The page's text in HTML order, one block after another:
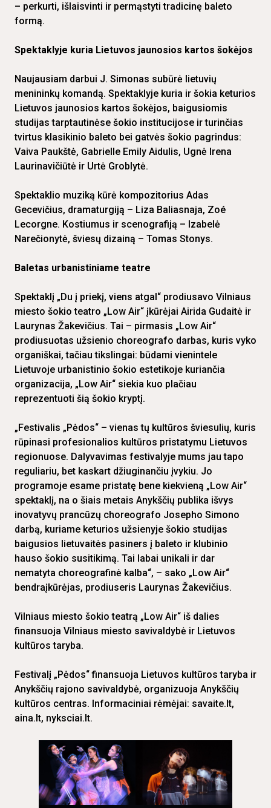
– perkurti, išlaisvinti ir permąstyti tradicinę baleto
formą.
Spektaklyje kuria Lietuvos jaunosios kartos šokėjos
Naujausiam darbui J. Simonas subūrė lietuvių
menininkų komandą. Spektaklyje kuria ir šokia keturios
Lietuvos jaunosios kartos šokėjos, baigusiomis
studijas tarptautinėse šokio institucijose ir turinčias
tvirtus klasikinio baleto bei gatvės šokio pagrindus:
Vaiva Paukštė, Gabrielle Emily Aidulis, Ugnė Irena
Laurinavičiūtė ir Urtė Groblytė.
Spektaklio muziką kūrė kompozitorius Adas
Gecevičius, dramaturgiją – Liza Baliasnaja, Zoé
Lecorgne. Kostiumus ir scenografiją – Izabelė
Narečionytė, šviesų dizainą – Tomas Stonys.
Baletas urbanistiniame teatre
Spektaklį „Du į priekį, viens atgal“ prodiusavo Vilniaus
miesto šokio teatro „Low Air“ įkūrėjai Airida Gudaitė ir
Laurynas Žakevičius. Tai – pirmasis „Low Air“
prodiusuotas užsienio choreografo darbas, kuris vyko
organiškai, tačiau tikslingai: būdami vienintele
Lietuvoje urbanistinio šokio estetikoje kuriančia
organizacija, „Low Air“ siekia kuo plačiau
reprezentuoti šią šokio kryptį.
„Festivalis „Pėdos“ – vienas tų kultūros šviesulių, kuris
rūpinasi profesionalios kultūros pristatymu Lietuvos
regionuose. Dalyvavimas festivalyje mums jau tapo
reguliariu, bet kaskart džiuginančiu įvykiu. Jo
programoje esame pristatę bene kiekvieną „Low Air“
spektaklį, na o šiais metais Anykščių publika išvys
inovatyvų prancūzų choreografo Josepho Simono
darbą, kuriame keturios užsienyje šokio studijas
baigusios lietuvaitės pasiners į baleto ir klubinio
hauso šokio susitikimą. Tai labai unikali ir dar
nematyta choreografinė kalba“, – sako „Low Air“
bendraįkūrėjas, prodiuseris Laurynas Žakevičius.
Vilniaus miesto šokio teatrą „Low Air“ iš dalies
finansuoja Vilniaus miesto savivaldybė ir Lietuvos
kultūros taryba.
Festivalį „Pėdos“ finansuoja Lietuvos kultūros taryba ir
Anykščių rajono savivaldybė, organizuoja Anykščių
kultūros centras. Informaciniai rėmėjai: savaite.lt,
aina.lt, nyksciai.lt.